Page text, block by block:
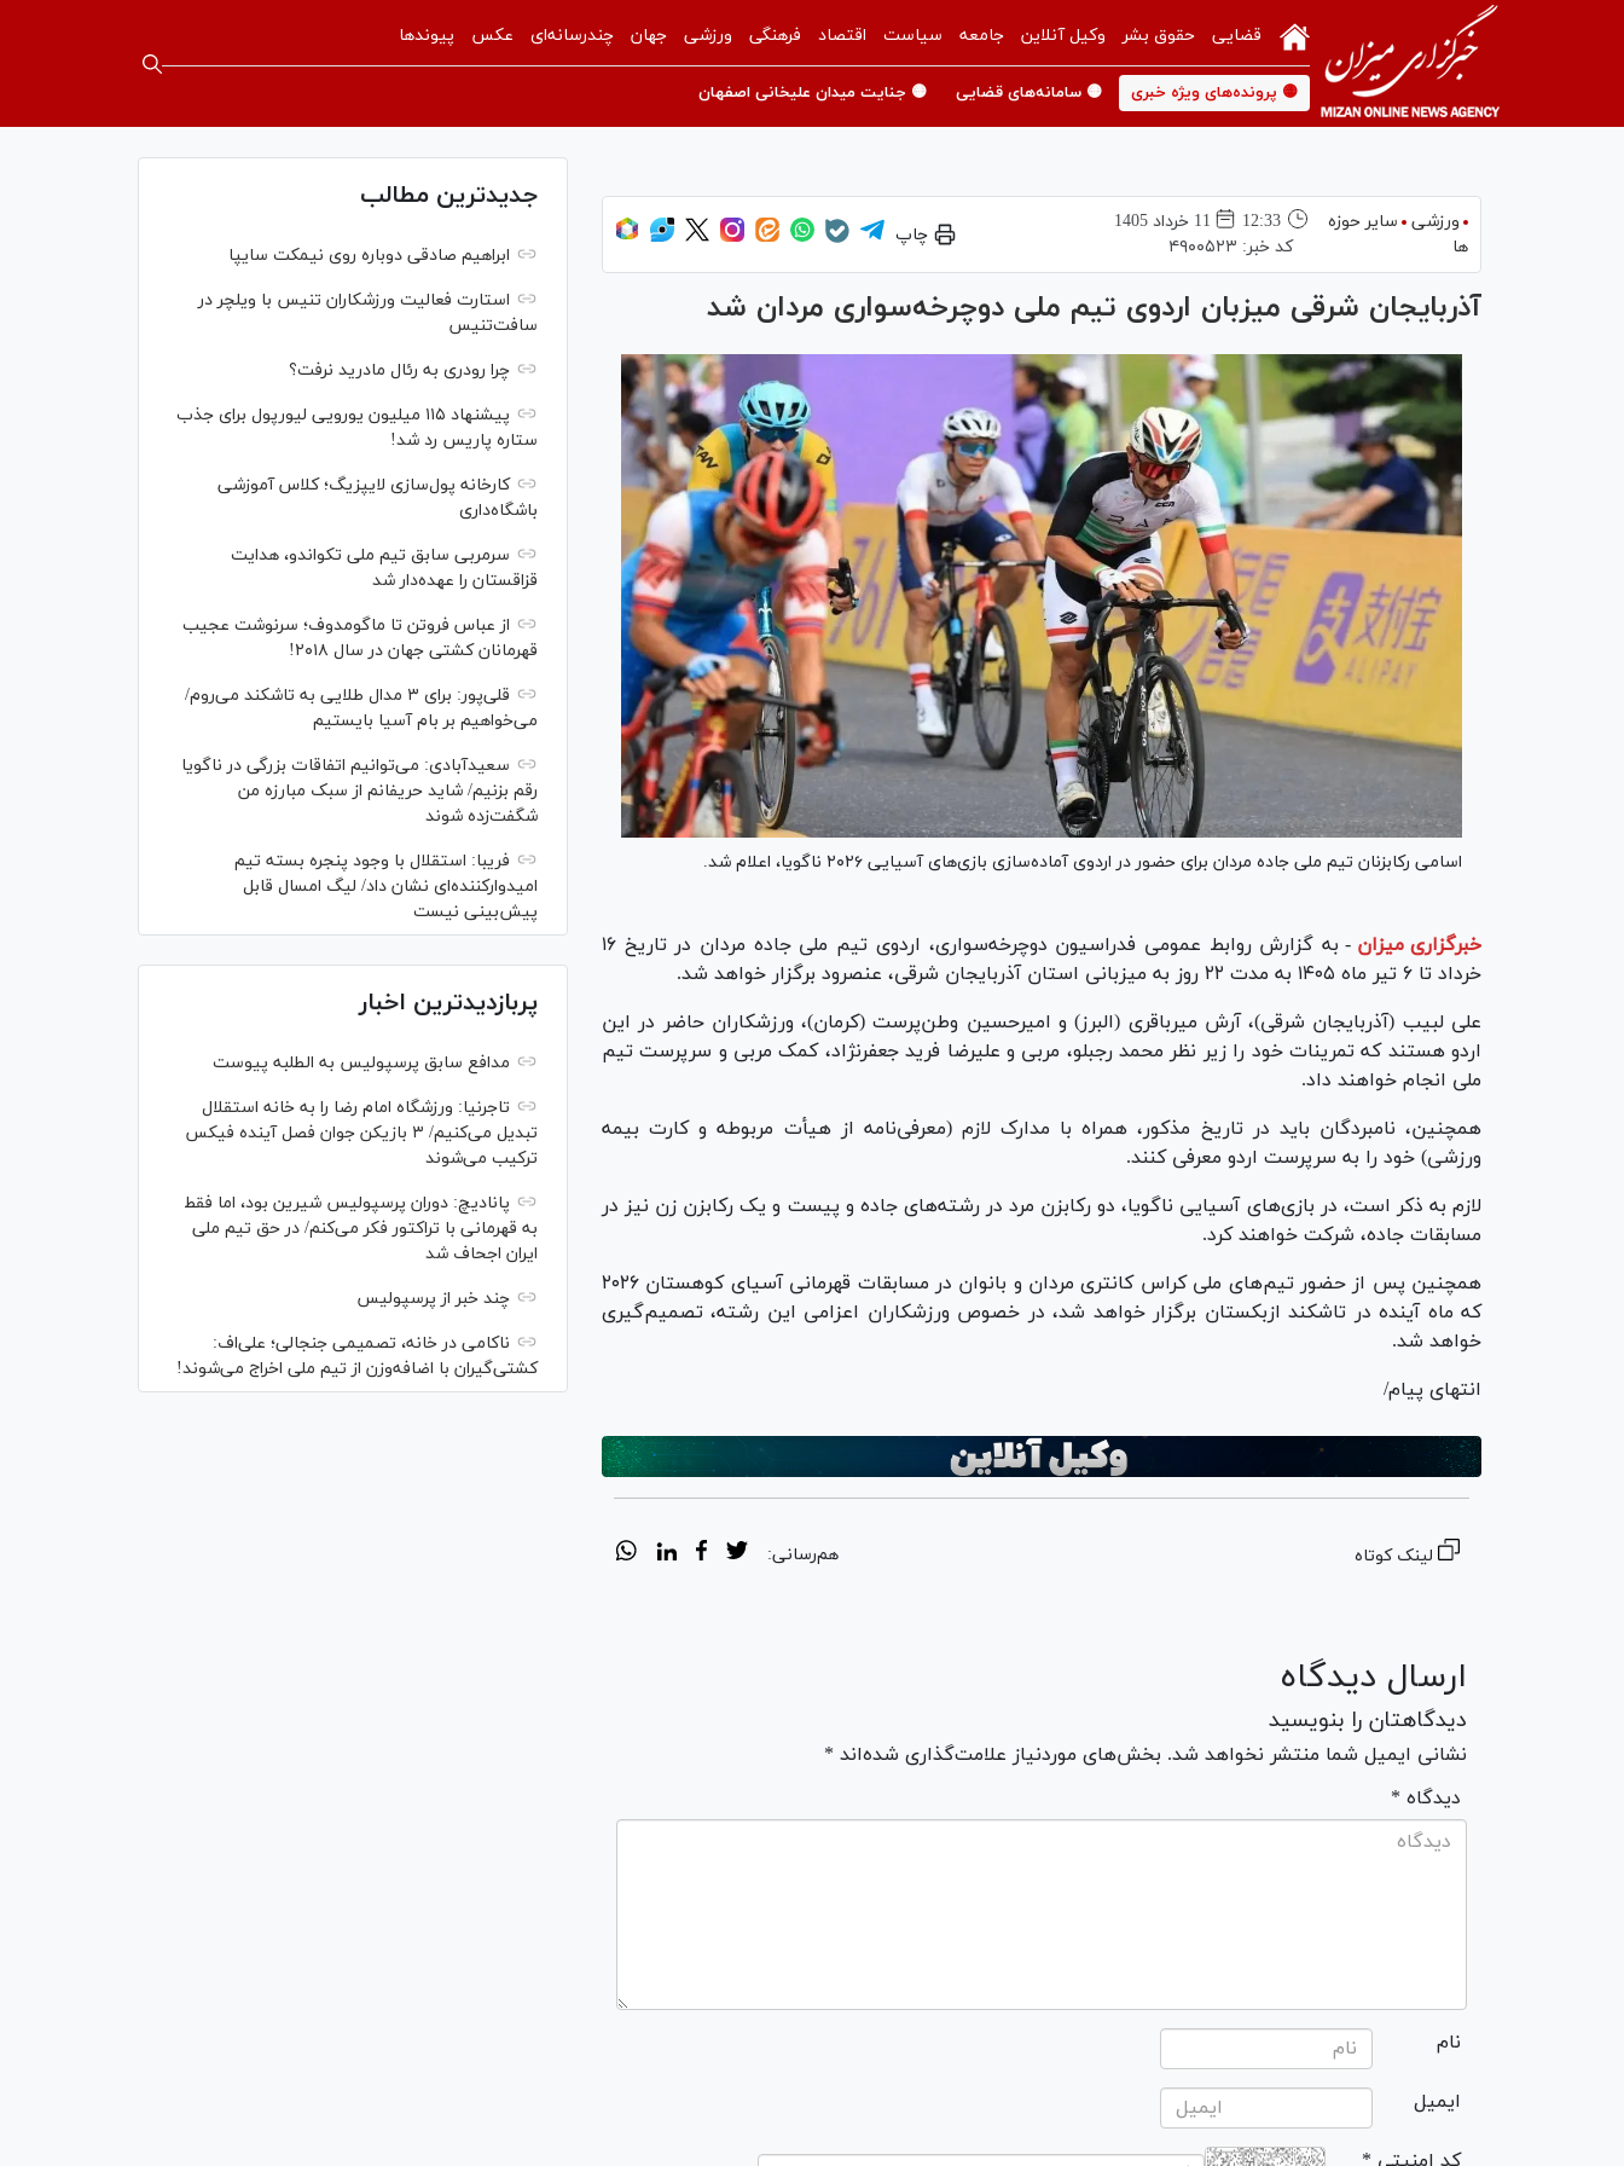
قضایی حقوق بشر وکیل آنلاین جامعه سیاست اقتصاد فرهنگی ورزشی جهان چندرسانه‌ای عکس پیوندها
🟡 پرونده‌های ویژه خبری 🟡 سامانه‌های قضایی 🟡 جنایت میدان علیخانی اصفهان
ورزشی
سایر حوزه
ها
12:33
11 خرداد 1405
کد خبر: ۴۹۰۰۵۲۳
چاپ
آذربایجان شرقی میزبان اردوی تیم ملی دوچرخه‌سواری مردان شد
اسامی رکابزنان تیم ملی جاده مردان برای حضور در اردوی آماده‌سازی بازی‌های آسیایی ۲۰۲۶ ناگویا، اعلام شد.
خبرگزاری میزان -
به گزارش روابط عمومی فدراسیون دوچرخه‌سواری، اردوی تیم ملی جاده مردان در تاریخ ۱۶
خرداد تا ۶ تیر ماه ۱۴۰۵ به مدت ۲۲ روز به میزبانی استان آذربایجان شرقی، عنصرود برگزار خواهد شد.
علی لبیب (آذربایجان شرقی)، آرش میرباقری (البرز) و امیرحسین وطن‌پرست (کرمان)، ورزشکاران حاضر در این
اردو هستند که تمرینات خود را زیر نظر محمد رجبلو، مربی و علیرضا فرید جعفرنژاد، کمک مربی و سرپرست تیم
ملی انجام خواهند داد.
همچنین، نامبردگان باید در تاریخ مذکور، همراه با مدارک لازم (معرفی‌نامه از هیأت مربوطه و کارت بیمه
ورزشی) خود را به سرپرست اردو معرفی کنند.
لازم به ذکر است، در بازی‌های آسیایی ناگویا، دو رکابزن مرد در رشته‌های جاده و پیست و یک رکابزن زن نیز در
مسابقات جاده، شرکت خواهند کرد.
همچنین پس از حضور تیم‌های ملی کراس کانتری مردان و بانوان در مسابقات قهرمانی آسیای کوهستان ۲۰۲۶
که ماه آینده در تاشکند ازبکستان برگزار خواهد شد، در خصوص ورزشکاران اعزامی این رشته، تصمیم‌گیری
خواهد شد.
انتهای پیام/
لینک کوتاه هم‌رسانی:
ارسال دیدگاه
دیدگاهتان را بنویسید
نشانی ایمیل شما منتشر نخواهد شد. بخش‌های موردنیاز علامت‌گذاری شده‌اند *
* دیدگاه
نام
ایمیل
جدیدترین مطالب
ابراهیم صادقی دوباره روی نیمکت سایپا
استارت فعالیت ورزشکاران تنیس با ویلچر در
سافت‌تنیس
چرا رودری به رئال مادرید نرفت؟
پیشنهاد ۱۱۵ میلیون یورویی لیورپول برای جذب
ستاره پاریس رد شد!
کارخانه پول‌سازی لایپزیگ؛ کلاس آموزشی
باشگاه‌داری
سرمربی سابق تیم ملی تکواندو، هدایت
قزاقستان را عهده‌دار شد
از عباس فروتن تا ماگومدوف؛ سرنوشت عجیب
قهرمانان کشتی جهان در سال ۲۰۱۸!
قلی‌پور: برای ۳ مدال طلایی به تاشکند می‌روم/
می‌خواهیم بر بام آسیا بایستیم
سعیدآبادی: می‌توانیم اتفاقات بزرگی در ناگویا
رقم بزنیم/ شاید حریفانم از سبک مبارزه من
شگفت‌زده شوند
فریبا: استقلال با وجود پنجره بسته تیم
امیدوارکننده‌ای نشان داد/ لیگ امسال قابل
پیش‌بینی نیست
پربازدیدترین اخبار
مدافع سابق پرسپولیس به الطلبه پیوست
تاجرنیا: ورزشگاه امام رضا را به خانه استقلال
تبدیل می‌کنیم/ ۳ بازیکن جوان فصل آینده فیکس
ترکیب می‌شوند
پانادیچ: دوران پرسپولیس شیرین بود، اما فقط
به قهرمانی با تراکتور فکر می‌کنم/ در حق تیم ملی
ایران اجحاف شد
چند خبر از پرسپولیس
ناکامی در خانه، تصمیمی جنجالی؛ علی‌اف:
کشتی‌گیران با اضافه‌وزن از تیم ملی اخراج می‌شوند!